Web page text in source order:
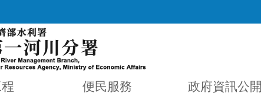
便民服務 政府資訊公開